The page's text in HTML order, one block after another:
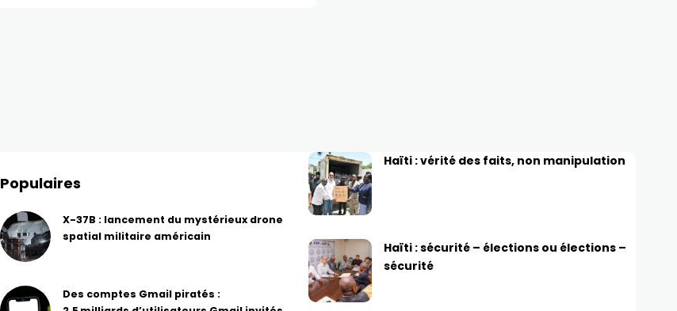
Populaires
X-37B : lancement du mystérieux drone
spatial militaire américain
Des comptes Gmail piratés :
Haïti : vérité des faits, non manipulation
Haïti : sécurité – élections ou élections –
sécurité